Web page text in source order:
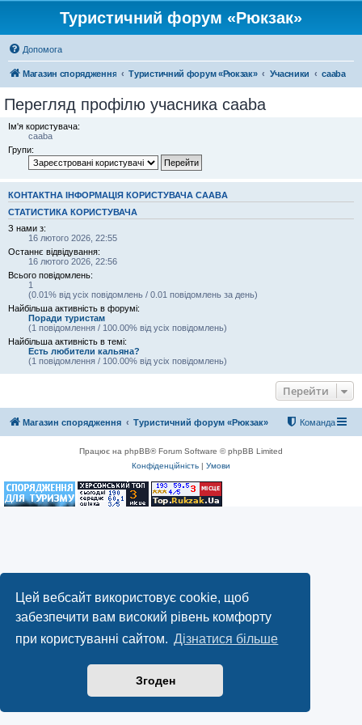
Цей вебсайт використовує cookie, щоб
забезпечити вам високий рівень комфорту
при користуванні сайтом. Дізнатися більше
Згоден
Туристичний форум «Рюкзак»
Допомога
Магазин спорядження Туристичний форум «Рюкзак» Учасники caaba
Перегляд профілю учасника caaba
Ім'я користувача:
caaba
Групи:
КОНТАКТНА ІНФОРМАЦІЯ КОРИСТУВАЧА CAABA
СТАТИСТИКА КОРИСТУВАЧА
З нами з:
16 лютого 2026, 22:55
Останнє відвідування:
16 лютого 2026, 22:56
Всього повідомлень:
1
(0.01% від усіх повідомлень / 0.01 повідомлень за день)
Найбільша активність в форумі:
Поради туристам
(1 повідомлення / 100.00% від усіх повідомлень)
Найбільша активність в темі:
Есть любители кальяна?
(1 повідомлення / 100.00% від усіх повідомлень)
Перейти
Магазин спорядження Туристичний форум «Рюкзак» Команда
Працює на phpBB® Forum Software © phpBB Limited
Конфіденційність | Умови